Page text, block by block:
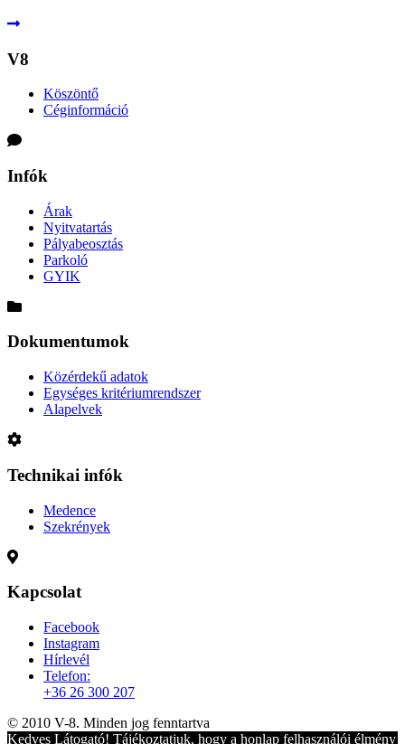
V8
Köszöntő
Céginformáció
Infók
Árak
Nyitvatartás
Pályabeosztás
Parkoló
GYIK
Dokumentumok
Közérdekű adatok
Egységes kritériumrendszer
Alapelvek
Technikai infók
Medence
Szekrények
Kapcsolat
Facebook
Instagram
Hírlevél
Telefon:
+36 26 300 207
© 2010 V-8. Minden jog fenntartva
Kedves Látogató! Tájékoztatjuk, hogy a honlap felhasználói élmény